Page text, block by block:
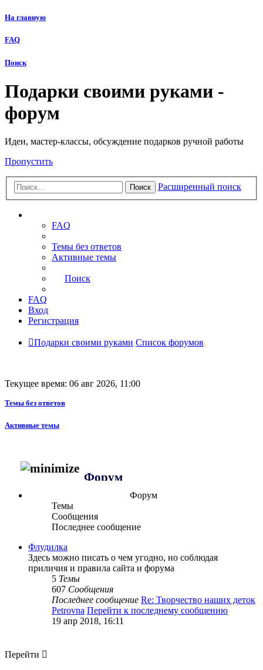
На главную
FAQ
Поиск
Подарки своими руками -
форум
Идеи, мастер-классы, обсуждение подарков ручной работы
Пропустить
Поиск Расширенный поиск
FAQ
Темы без ответов
Активные темы
Поиск
FAQ
Вход
Регистрация
Подарки своими руками Список форумов
Текущее время: 06 авг 2026, 11:00
Темы без ответов
Активные темы
Форум
Форум
Темы
Сообщения
Последнее сообщение
Флудилка
Здесь можно писать о чем угодно, но соблюдая
приличия и правила сайта и форума
5 Темы
607 Сообщения
Последнее сообщение Re: Творчество наших деток
Petrovna Перейти к последнему сообщению
19 апр 2018, 16:11
Перейти